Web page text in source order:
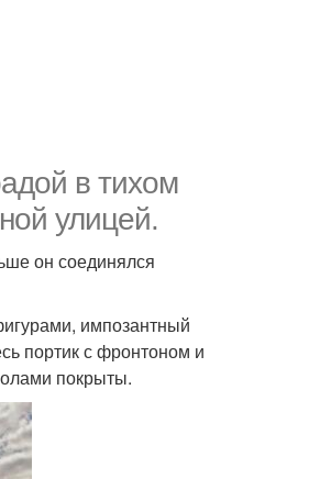
в тихом
улицей.
он соединялся
импозантный
портик с фронтоном и
покрыты.